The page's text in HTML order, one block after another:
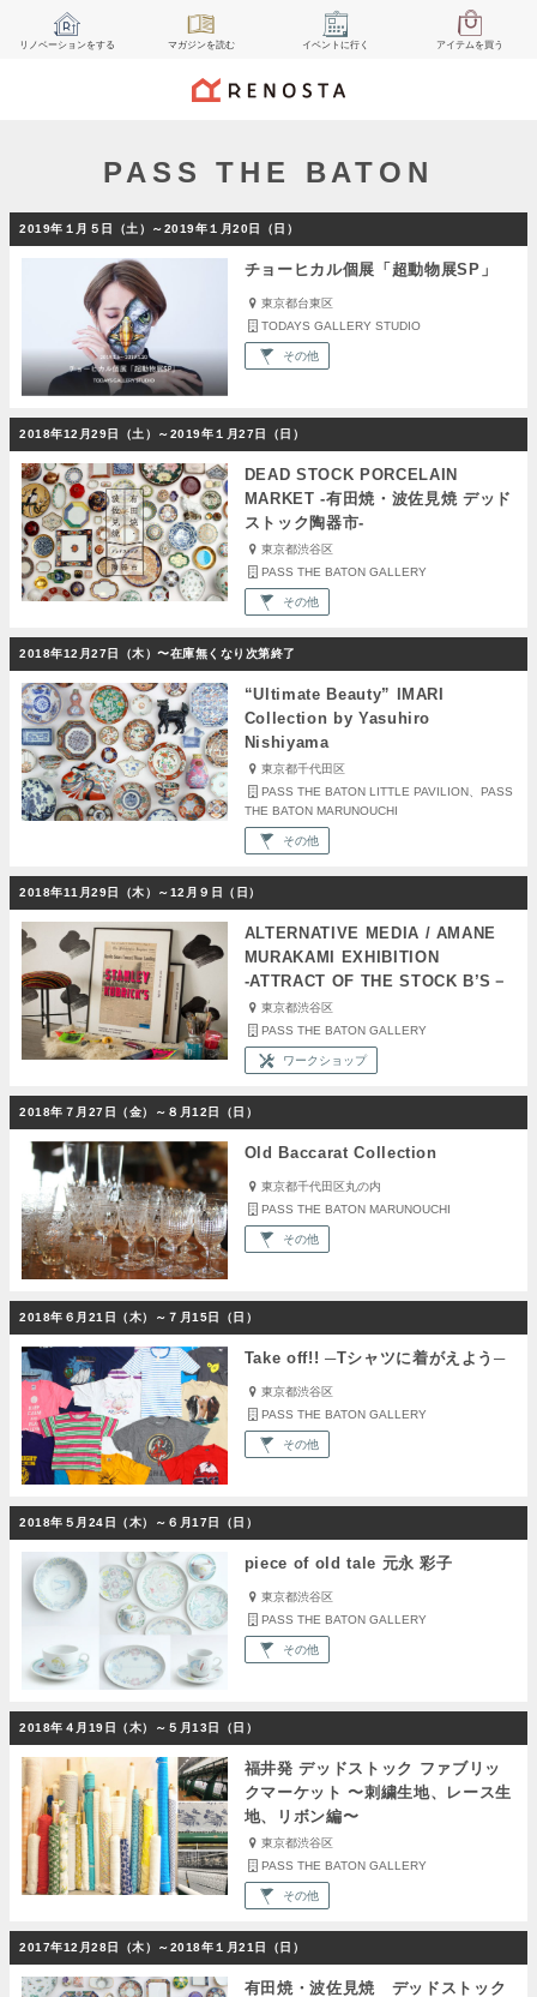
リノベーションをする マガジンを読む イベント に行く アイテムを買う
PASS THE BATON
2019年１月５日（土）～2019年１月20日（日）
チョーヒカル個展「超動物展SP」
東京都台東区
TODAYS GALLERY STUDIO
その他
2018年12月29日（土）～2019年１月27日（日）
DEAD STOCK PORCELAIN
MARKET ‐有田焼・波佐見焼 デッド
ストック陶器市‐
東京都渋谷区
PASS THE BATON GALLERY
その他
2018年12月27日（木）〜在庫無くなり次第終了
“Ultimate Beauty” IMARI
Collection by Yasuhiro
Nishiyama
東京都千代田区
PASS THE BATON LITTLE PAVILION、PASS
THE BATON MARUNOUCHI
その他
2018年11月29日（木）～12月９日（日）
ALTERNATIVE MEDIA / AMANE
MURAKAMI EXHIBITION
‐ATTRACT OF THE STOCK B’S－
東京都渋谷区
PASS THE BATON GALLERY
ワークショップ
2018年７月27日（金）～８月12日（日）
Old Baccarat Collection
東京都千代田区丸の内
PASS THE BATON MARUNOUCHI
その他
2018年６月21日（木）～７月15日（日）
Take off!! ─Tシャツに着がえよう─
東京都渋谷区
PASS THE BATON GALLERY
その他
2018年５月24日（木）～６月17日（日）
piece of old tale 元永 彩子
東京都渋谷区
PASS THE BATON GALLERY
その他
2018年４月19日（木）～５月13日（日）
福井発 デッドストック ファブリッ
クマーケット 〜刺繍生地、レース生
地、リボン編〜
東京都渋谷区
PASS THE BATON GALLERY
その他
2017年12月28日（木）～2018年１月21日（日）
有田焼・波佐見焼 デッドストック